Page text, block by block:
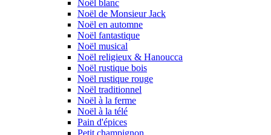
Noël blanc
Noël de Monsieur Jack
Noël en automne
Noël fantastique
Noël musical
Noël religieux & Hanoucca
Noël rustique bois
Noël rustique rouge
Noël traditionnel
Noël à la ferme
Noël à la télé
Pain d'épices
Petit champignon